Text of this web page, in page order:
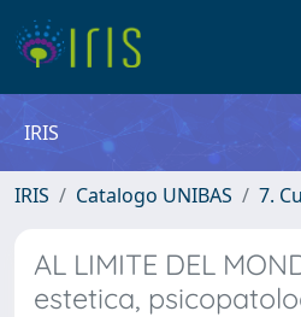
IRIS
IRIS Catalogo UNIBAS 7.
AL LIMITE DEL
estetica,